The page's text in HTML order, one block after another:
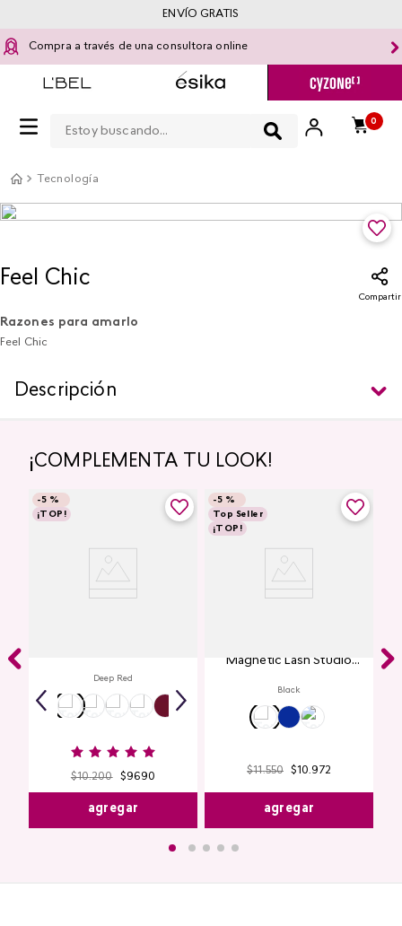
Compra a través de una consultora online
0
ENVÍO GRATIS
Tecnología
Feel Chic
Compartir
Razones para amarlo
Feel Chic
Descripción
¡COMPLEMENTA TU LOOK!
-5 %
¡TOP!
Deep Red
$10.200 $9690
agregar
-5 %
Top Seller
¡TOP!
Magnetic Lash Studio
Black
$11.550 $ 10.972
agregar